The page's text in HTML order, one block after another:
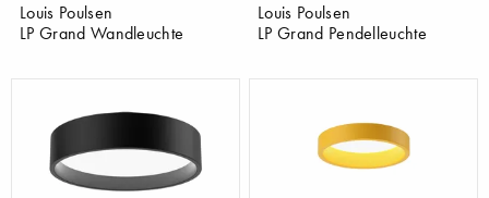
Louis Poulsen
LP Grand Wandleuchte
Louis Poulsen
LP Grand Pendelleuchte